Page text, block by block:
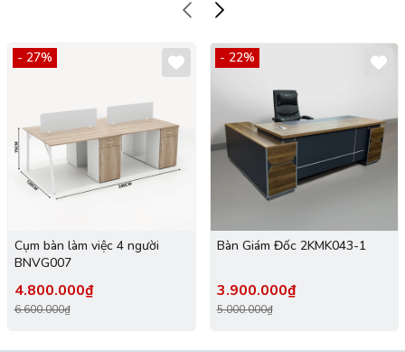
- 27%
Cụm bàn làm việc 4 người
BNVG007
4.800.000₫
6.600.000₫
- 22%
Bàn Giám Đốc 2KMK043-1
3.900.000₫
5.000.000₫